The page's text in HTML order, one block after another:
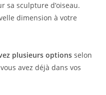
sa sculpture d’oiseau.
dimension à votre
plusieurs options selon
avez déjà dans vos